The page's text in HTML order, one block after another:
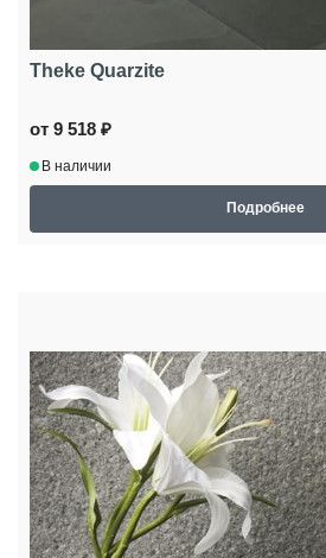
Theke Quarzite
от 9 518 ₽
В наличии
Подробнее